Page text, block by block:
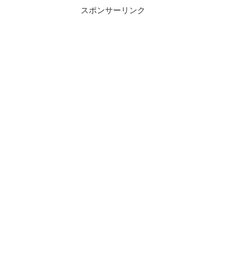
スポンサーリンク